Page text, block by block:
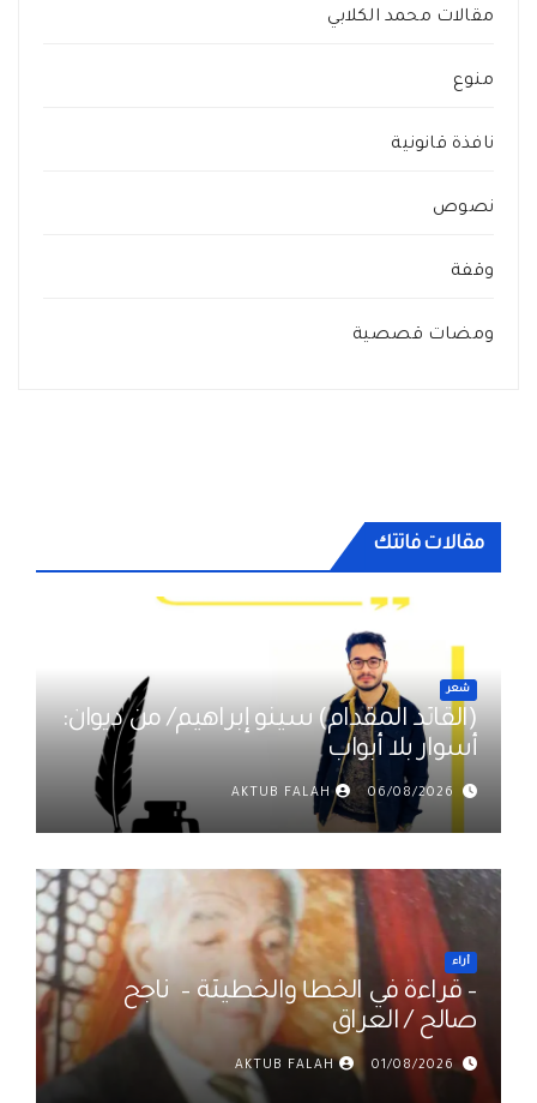
مقالات محمد الكلابي
منوع
نافذة قانونية
نصوص
وقفة
ومضات قصصية
مقالات فاتتك
شعر
(القائد المقدام) سينو إبراهيم/ من ديوان:
أسوار بلا أبواب
06/08/2026
AKTUB FALAH
أراء
– قراءة في الخطأ والخطيئة – ناجح
صالح / العراق
01/08/2026
AKTUB FALAH